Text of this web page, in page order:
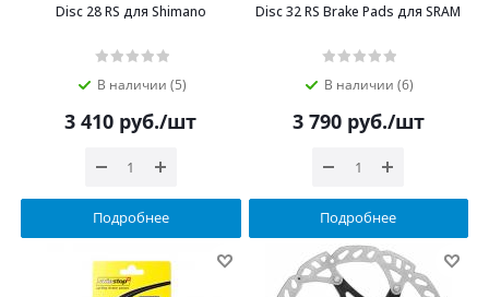
Disc 28 RS для Shimano
В наличии (5)
3 410 руб./шт
Подробнее
Disc 32 RS Brake Pads для SRAM
В наличии (6)
3 790руб./шт
Подробнее